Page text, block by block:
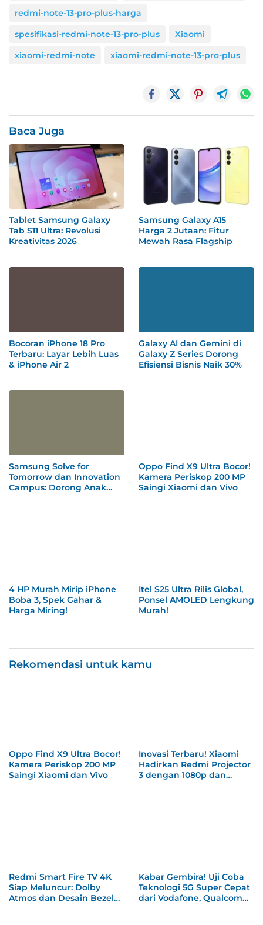
redmi-note-13-pro-plus-harga
spesifikasi-redmi-note-13-pro-plus
Xiaomi
xiaomi-redmi-note
xiaomi-redmi-note-13-pro-plus
Baca Juga
Tablet Samsung Galaxy
Tab S11 Ultra: Revolusi
Kreativitas 2026
Samsung Galaxy A15
Harga 2 Jutaan: Fitur
Mewah Rasa Flagship
Bocoran iPhone 18 Pro
Terbaru: Layar Lebih Luas
& iPhone Air 2
Galaxy AI dan Gemini di
Galaxy Z Series Dorong
Efisiensi Bisnis Naik 30%
Samsung Solve for
Tomorrow dan Innovation
Campus: Dorong Anak
Oppo Find X9 Ultra Bocor!
Kamera Periskop 200 MP
Saingi Xiaomi dan Vivo
4 HP Murah Mirip iPhone
Boba 3, Spek Gahar &
Harga Miring!
Itel S25 Ultra Rilis Global,
Ponsel AMOLED Lengkung
Murah!
Rekomendasi untuk kamu
Oppo Find X9 Ultra Bocor!
Kamera Periskop 200 MP
Saingi Xiaomi dan Vivo
Inovasi Terbaru! Xiaomi
Hadirkan Redmi Projector
3 dengan 1080p dan
Redmi Smart Fire TV 4K
Siap Meluncur: Dolby
Atmos dan Desain Bezel
Kabar Gembira! Uji Coba
Teknologi 5G Super Cepat
dari Vodafone, Qualcomm,